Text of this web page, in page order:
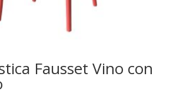
Fausset Vino con